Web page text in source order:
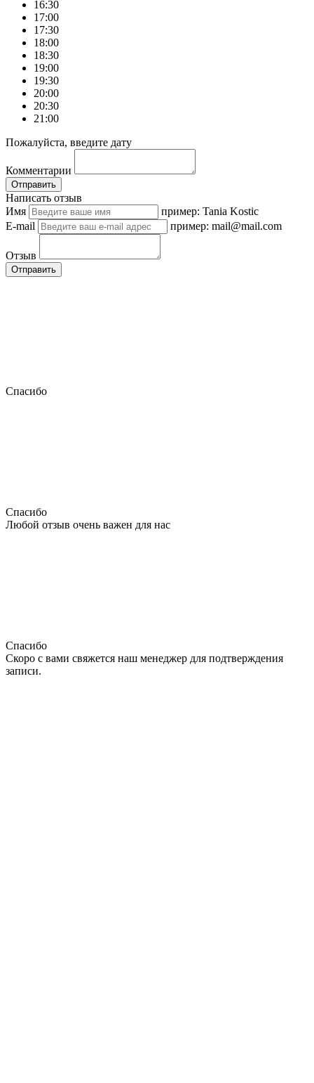
16:30
17:00
17:30
18:00
18:30
19:00
19:30
20:00
20:30
21:00
Пожалуйста, введите дату
Комментарии
Отправить
Написать отзыв
Имя
пример: Tania Kostic
E-mail
пример: mail@mail.com
Отзыв
Отправить
Спасибо
Спасибо
Любой отзыв очень важен для нас
Спасибо
Скоро с вами свяжется наш менеджер для подтверждения
записи.